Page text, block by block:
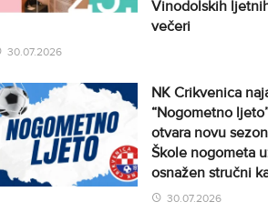
Vinodolskih
večeri
30.07.2026
NK Crikvenica
“Nogometno
otvara novu
Škole nogometa
osnažen stručni
30.07.2026